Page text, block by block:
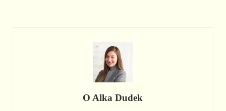
O Alka Dudek